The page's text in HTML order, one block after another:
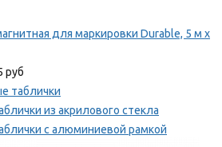
для маркировки Durable, 5 м х
руб
таблички
из акрилового стекла
с алюминиевой рамкой